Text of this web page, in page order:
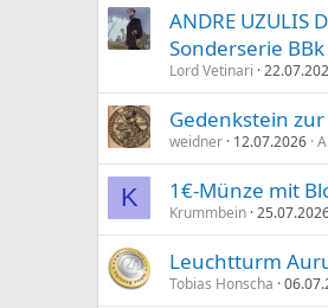
n
ANDRE UZULIS
Sonderserie
Lord Vetinari
Gedenkstein
weidner 12.07.2026
K 1€-Münze mit
Krummbein
Leuchtturm
Tobias Honscha